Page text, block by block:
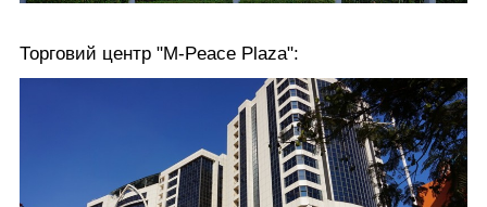
Торговий центр "M-Peace Plaza":